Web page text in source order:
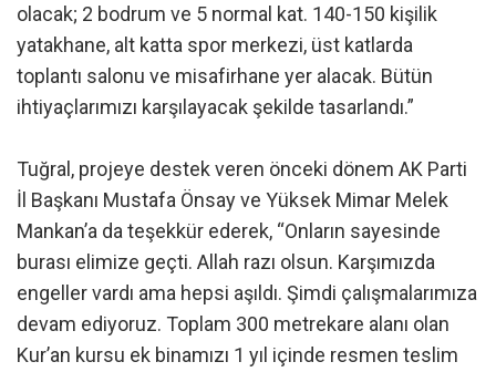
olacak; 2 bodrum ve 5 normal kat. 140-150 kişilik
yatakhane, alt katta spor merkezi, üst katlarda
toplantı salonu ve misafirhane yer alacak. Bütün
ihtiyaçlarımızı karşılayacak şekilde tasarlandı.”
Tuğral, projeye destek veren önceki dönem AK Parti
İl Başkanı Mustafa Önsay ve Yüksek Mimar Melek
Mankan’a da teşekkür ederek, “Onların sayesinde
burası elimize geçti. Allah razı olsun. Karşımızda
engeller vardı ama hepsi aşıldı. Şimdi çalışmalarımıza
devam ediyoruz. Toplam 300 metrekare alanı olan
Kur’an kursu ek binamızı 1 yıl içinde resmen teslim